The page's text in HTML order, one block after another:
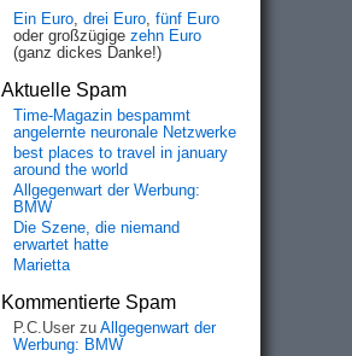
Ein Euro, drei Euro, fünf Euro
oder großzügige zehn Euro
(ganz dickes Danke!)
Aktuelle Spam
Time-Magazin bespammt
angelernte neuronale Netzwerke
best places to travel in january
around the world
Allgegenwart der Werbung:
BMW
Die Szene, die niemand
erwartet hatte
Marietta
Kommentierte Spam
P.C.User zu Allgegenwart der
Werbung: BMW